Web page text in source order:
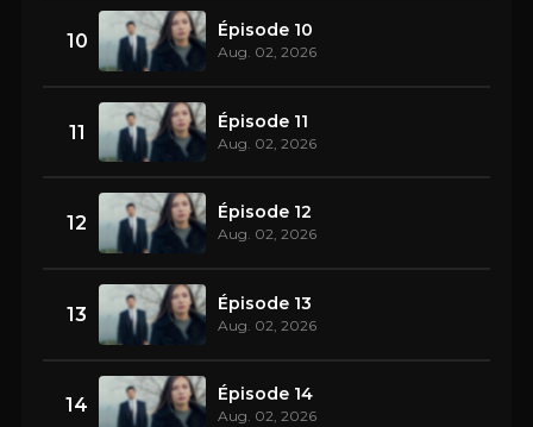
10 Épisode 10
Aug. 02, 2026
11 Épisode 11
Aug. 02, 2026
12 Épisode 12
Aug. 02, 2026
13 Épisode 13
Aug. 02, 2026
14 Épisode 14
Aug. 02, 2026